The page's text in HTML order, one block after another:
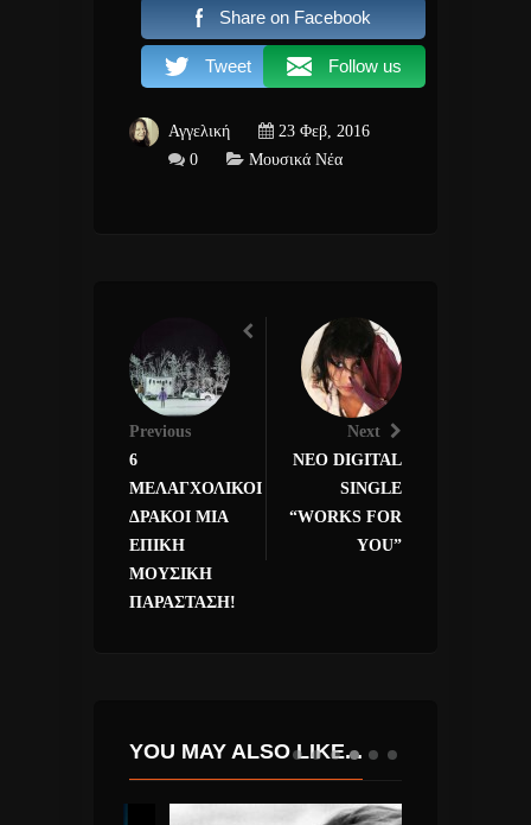
Share on Facebook
Tweet Follow us
Αγγελική
23 Φεβ, 2016
0
Μουσικά Νέα
Previous
6
ΜΕΛΑΓΧΟΛΙΚΟΙ
ΔΡΑΚΟΙ ΜΙΑ
ΕΠΙΚΗ
ΜΟΥΣΙΚΗ
ΠΑΡΑΣΤΑΣΗ!
Next
ΝΕΟ DIGITAL
SINGLE
“WORKS FOR
YOU”
YOU MAY ALSO LIKE...